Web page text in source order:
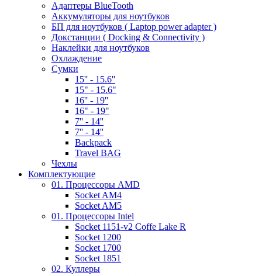
Адаптеры BlueTooth
Аккумуляторы для ноутбуков
БП для ноутбуков ( Laptop power adapter )
Докстанции ( Docking & Connectivity )
Наклейки для ноутбуков
Охлаждение
Сумки
15'' - 15.6''
15" - 15.6"
16'' - 19''
16" - 19"
7'' - 14''
7'' - 14''
Backpack
Travel BAG
Чехлы
Комплектующие
01. Процессоры AMD
Socket AM4
Socket AM5
01. Процессоры Intel
Socket 1151-v2 Coffe Lake R
Socket 1200
Socket 1700
Socket 1851
02. Куллеры